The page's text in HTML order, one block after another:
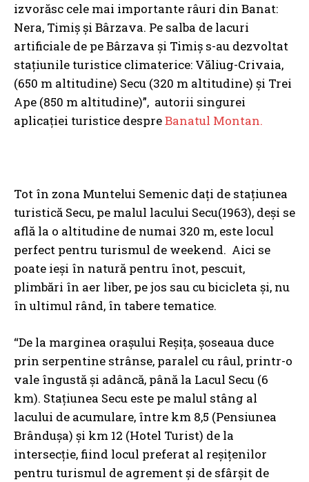
izvorăsc cele mai importante râuri din Banat:
Nera, Timiş şi Bârzava. Pe salba de lacuri
artificiale de pe Bârzava şi Timiş s-au dezvoltat
staţiunile turistice climaterice: Văliug-Crivaia,
(650 m altitudine) Secu (320 m altitudine) şi Trei
Ape (850 m altitudine)”, autorii singurei
aplicaţiei turistice despreBanatul Montan.
Tot în zona Muntelui Semenic daţi de staţiunea
turistică Secu, pe malul lacului Secu(1963), deşi se
află la o altitudine de numai 320 m, este locul
perfect pentru turismul de weekend. Aici se
poate ieşi în natură pentru înot, pescuit,
plimbări în aer liber, pe jos sau cu bicicleta şi, nu
în ultimul rând, în tabere tematice.
“De la marginea oraşului Reşiţa, şoseaua duce
prin serpentine strânse, paralel cu râul, printr-o
vale îngustă şi adâncă, până la Lacul Secu (6
km). Staţiunea Secu este pe malul stâng al
lacului de acumulare, între km 8,5 (Pensiunea
Brânduşa) şi km 12 (Hotel Turist) de la
intersecţie, fiind locul preferat al reşiţenilor
pentru turismul de agrement şi de sfârşit de